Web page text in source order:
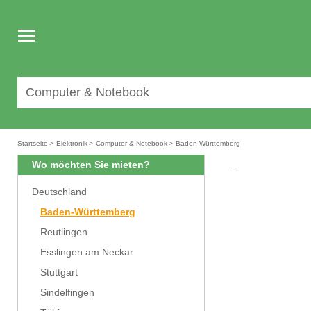
Toggle
navigation
Startseite > Elektronik> Computer & Notebook> Baden-Württemberg
Wo möchten Sie mieten?
Deutschland
Baden-Württemberg
Reutlingen
Esslingen am Neckar
Stuttgart
Sindelfingen